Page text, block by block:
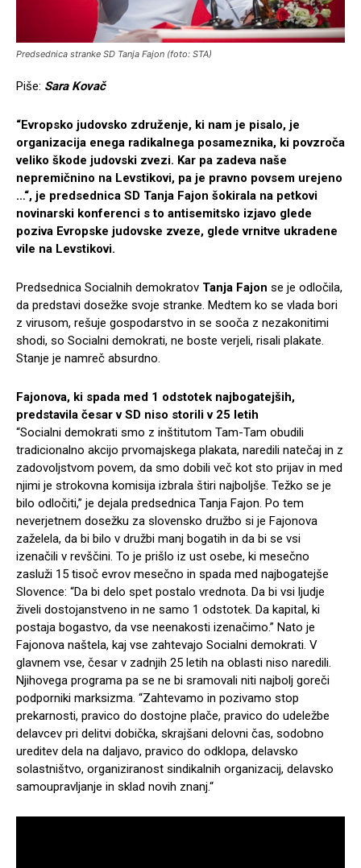
Predsednica stranke SD Tanja Fajon (foto: STA)
Piše: Sara Kovač
“Evropsko judovsko združenje, ki nam je pisalo, je
organizacija enega radikalnega posameznika, ki povzroča
veliko škode judovski zvezi. Kar pa zadeva naše
nepremičnino na Levstikovi, pa je pravno povsem urejeno
…“, je predsednica SD Tanja Fajon šokirala na petkovi
novinarski konferenci s to antisemitsko izjavo glede
poziva Evropske judovske zveze, glede vrnitve ukradene
vile na Levstikovi.
Predsednica Socialnih demokratov Tanja Fajon se je odločila,
da predstavi dosežke svoje stranke. Medtem ko se vlada bori
z virusom, rešuje gospodarstvo in se sooča z nezakonitimi
shodi, so Socialni demokrati, ne boste verjeli, risali plakate.
Stanje je namreč absurdno.
Fajonova, ki spada med 1 odstotek najbogatejših,
predstavila česar v SD niso storili v 25 letih
“Socialni demokrati smo z inštitutom Tam-Tam obudili
tradicionalno akcijo prvomajskega plakata, naredili natečaj in z
zadovoljstvom povem, da smo dobili več kot sto prijav in med
njimi je strokovna komisija izbrala štiri najboljše. Težko se je
bilo odločiti,” je dejala predsednica Tanja Fajon. Po tem
neverjetnem dosežku za slovensko družbo si je Fajonova
zaželela, da bi bilo v družbi manj bogatih in da bi se vsi
izenačili v revščini. To je prišlo iz ust osebe, ki mesečno
zasluži 15 tisoč evrov mesečno in spada med najbogatejše
Slovence: “Da bi delo spet postalo vrednota. Da bi vsi ljudje
živeli dostojanstveno in ne samo 1 odstotek. Da kapital, ki
postaja bogastvo, da vse neenakosti izenačimo.” Nato je
Fajonova naštela, kaj vse zahtevajo Socialni demokrati. V
glavnem vse, česar v zadnjih 25 letih na oblasti niso naredili.
Njihovega programa pa se ne bi sramovali niti najbolj goreči
podporniki marksizma. “Zahtevamo in pozivamo stop
prekarnosti, pravico do dostojne plače, pravico do udeležbe
delavcev pri delitvi dobička, skrajšani delovni čas, sodobno
ureditev dela na daljavo, pravico do odklopa, delavsko
solastništvo, organiziranost sindikalnih organizacij, delavsko
samoupravljanje in sklad novih znanj.“